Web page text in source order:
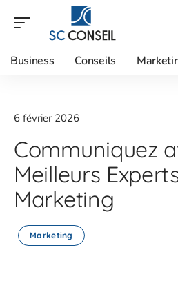
Business Conseils
6 février 2026
Communiquez
Meilleurs
Marketing
Marketing